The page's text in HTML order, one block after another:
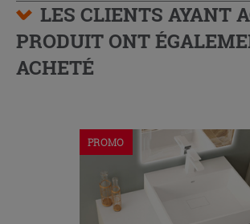
LES CLIENTS AYANT
PRODUIT ONT
ACHETÉ
PROMO